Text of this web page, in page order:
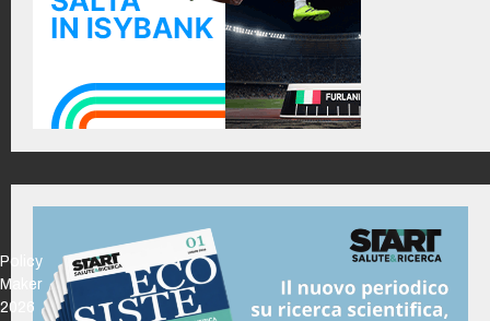
Policy
Maker
2026